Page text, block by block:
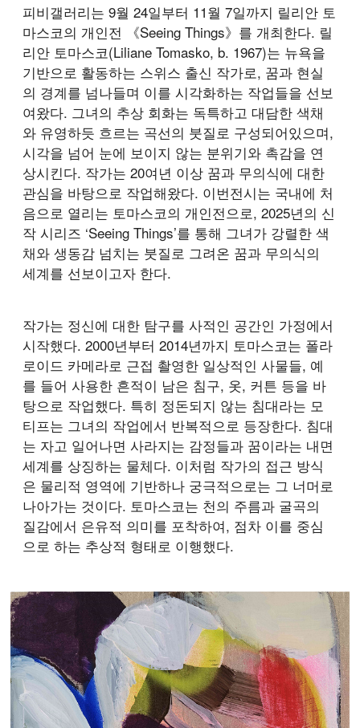
피비갤러리는 9월 24일부터 11월 7일까지 릴리안 토
마스코의 개인전 《Seeing Things》를 개최한다. 릴
리안 토마스코(Liliane Tomasko, b. 1967)는 뉴욕을
기반으로 활동하는 스위스 출신 작가로, 꿈과 현실
의 경계를 넘나들며 이를 시각화하는 작업들을 선보
여왔다. 그녀의 추상 회화는 독특하고 대담한 색채
와 유영하듯 흐르는 곡선의 붓질로 구성되어있으며,
시각을 넘어 눈에 보이지 않는 분위기와 촉감을 연
상시킨다. 작가는 20여년 이상 꿈과 무의식에 대한
관심을 바탕으로 작업해왔다. 이번전시는 국내에 처
음으로 열리는 토마스코의 개인전으로, 2025년의 신
작 시리즈 ‘Seeing Things’를 통해 그녀가 강렬한 색
채와 생동감 넘치는 붓질로 그려온 꿈과 무의식의
세계를 선보이고자 한다.
작가는 정신에 대한 탐구를 사적인 공간인 가정에서
시작했다. 2000년부터 2014년까지 토마스코는 폴라
로이드 카메라로 근접 촬영한 일상적인 사물들, 예
를 들어 사용한 흔적이 남은 침구, 옷, 커튼 등을 바
탕으로 작업했다. 특히 정돈되지 않는 침대라는 모
티프는 그녀의 작업에서 반복적으로 등장한다. 침대
는 자고 일어나면 사라지는 감정들과 꿈이라는 내면
세계를 상징하는 물체다. 이처럼 작가의 접근 방식
은 물리적 영역에 기반하나 궁극적으로는 그 너머로
나아가는 것이다. 토마스코는 천의 주름과 굴곡의
질감에서 은유적 의미를 포착하여, 점차 이를 중심
으로 하는 추상적 형태로 이행했다.